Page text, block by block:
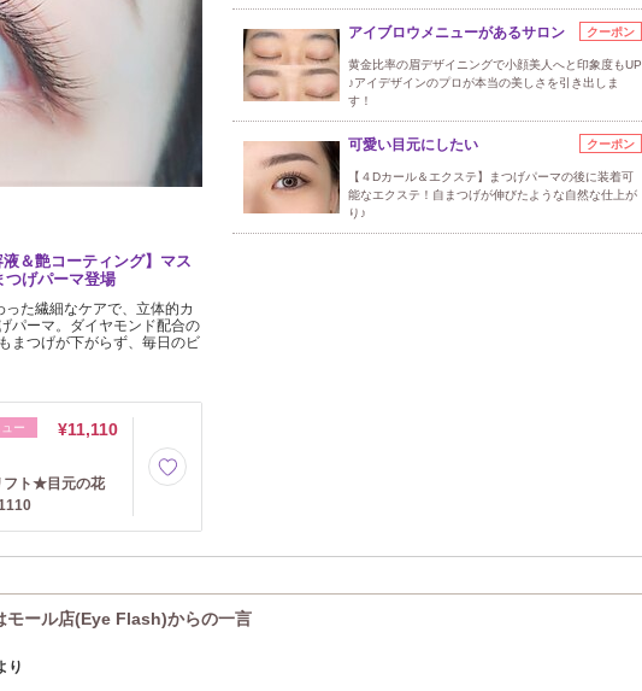
液＆艶コーティング】マス
げパーマ登場
た繊細なケアで、立体的カ
パーマ。ダイヤモンド配合の
まつげが下がらず、毎日のビ
ー
¥11,110
フト★目元の花
アイブロウメニューがあるサロン クーポン
黄金比率の眉デザイニングで小顔美人へと印象度もUP
♪アイデザインのプロが本当の美しさを引き出しま
す！
可愛い目元にしたい クーポン
【４Dカール＆エクステ】まつげパーマの後に装着可
能なエクステ！自まつげが伸びたような自然な仕上が
り♪
モール店(Eye Flash)からの一言
り